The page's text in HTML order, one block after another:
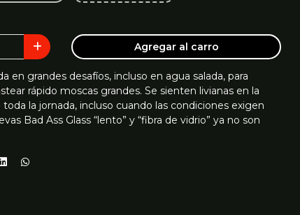
Agregar al carro
en grandes desafíos, incluso en agua salada, para
rápido moscas grandes. Se sienten livianas en la
la jornada, incluso cuando las condiciones exigen
Bad Ass Glass “lento” y “fibra de vidrio” ya no son